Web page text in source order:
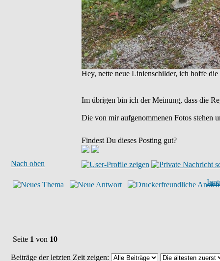
Hey, nette neue Linienschilder, ich hoffe
Im übrigen bin ich der Meinung, dass die
Die von mir aufgenommenen Fotos stehen
Findest Du dieses Posting gut?
Nach oben
Seite 1 von 10
Beiträge der letzten Zeit zeigen: